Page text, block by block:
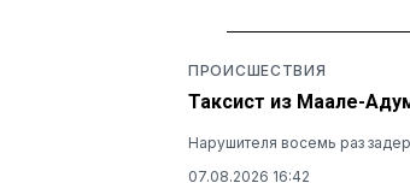
ПРОИСШЕСТВИЯ
Таксист из Маале-
Нарушителя восемь раз
07.08.2026 16:42